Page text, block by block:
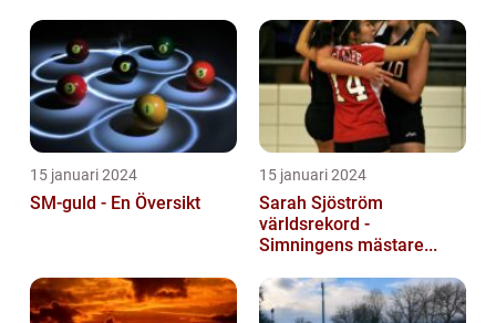
15 januari 2024
SM-guld - En Översikt
15 januari 2024
Sarah Sjöström
världsrekord -
Simningens mästare...